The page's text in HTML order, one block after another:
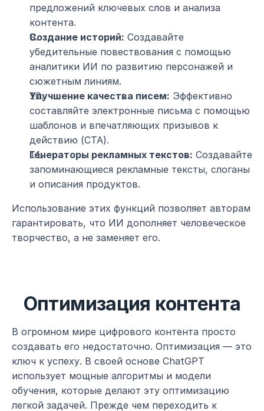
предложений ключевых слов и анализа
контента.
Создание историй: Создавайте
убедительные повествования с помощью
аналитики ИИ по развитию персонажей и
сюжетным линиям.
Улучшение качества писем: Эффективно
составляйте электронные письма с помощью
шаблонов и впечатляющих призывов к
действию (CTA).
Генераторы рекламных текстов: Создавайте
запоминающиеся рекламные тексты, слоганы
и описания продуктов.
Использование этих функций позволяет авторам
гарантировать, что ИИ дополняет человеческое
творчество, а не заменяет его.
Оптимизация контента
В огромном мире цифрового контента просто
создавать его недостаточно. Оптимизация — это
ключ к успеху. В своей основе ChatGPT
использует мощные алгоритмы и модели
обучения, которые делают эту оптимизацию
легкой задачей. Прежде чем переходить к